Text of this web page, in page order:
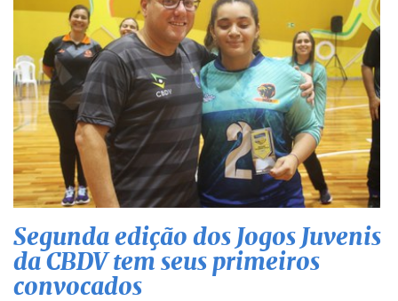
Segunda edição dos Jogos Juvenis
da CBDV tem seus primeiros
convocados